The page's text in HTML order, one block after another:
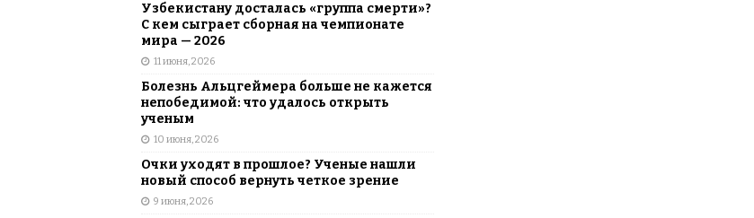
Узбекистану досталась «группа смерти»?
С кем сыграет сборная на чемпионате
мира — 2026
11 июня, 2026
Болезнь Альцгеймера больше не кажется
непобедимой: что удалось открыть
ученым
10 июня, 2026
Очки уходят в прошлое? Ученые нашли
новый способ вернуть четкое зрение
9 июня, 2026